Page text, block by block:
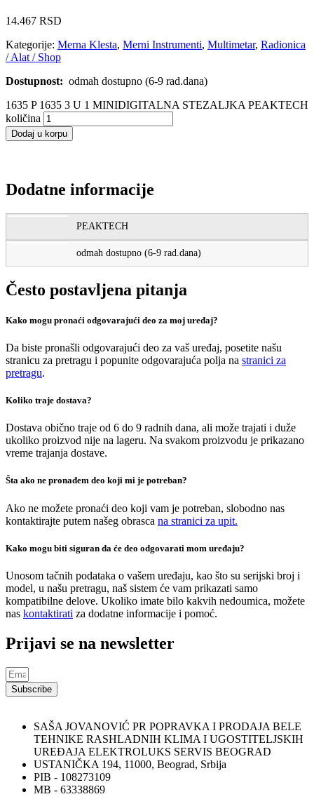
14.467 RSD
Kategorije: Merna Klesta, Merni Instrumenti, Multimetar, Radionica
/ Alat / Shop
Dostupnost: odmah dostupno (6-9 rad.dana)
1635 P 1635 3 U 1 MINIDIGITALNA STEZALJKA PEAKTECH
količina
Dodaj u korpu
Dodatne informacije
PEAKTECH
odmah dostupno (6-9 rad.dana)
Često postavljena pitanja
Kako mogu pronaći odgovarajući deo za moj uređaj?
Da biste pronašli odgovarajući deo za vaš uređaj, posetite našu
stranicu za pretragu i popunite odgovarajuća polja na stranici za
pretragu.
Koliko traje dostava?
Dostava obično traje od 6 do 9 radnih dana, ali može trajati i duže
ukoliko proizvod nije na lageru. Na svakom proizvodu je prikazano
vreme trajanja dostave.
Šta ako ne pronađem deo koji mi je potreban?
Ako ne možete pronaći deo koji vam je potreban, slobodno nas
kontaktirajte putem našeg obrasca na stranici za upit.
Kako mogu biti siguran da će deo odgovarati mom uređaju?
Unosom tačnih podataka o vašem uređaju, kao što su serijski broj i
model, u našu pretragu, naš sistem će vam prikazati samo
kompatibilne delove. Ukoliko imate bilo kakvih nedoumica, možete
nas kontaktirati za dodatne informacije i pomoć.
Prijavi se na newsletter
Subscribe
SAŠA JOVANOVIĆ PR POPRAVKA I PRODAJA BELE
TEHNIKE RASHLADNIH KLIMA I UGOSTITELJSKIH
UREĐAJA ELEKTROLUKS SERVIS BEOGRAD
USTANIČKA 194, 11000, Beograd, Srbija
PIB - 108273109
MB - 63338869